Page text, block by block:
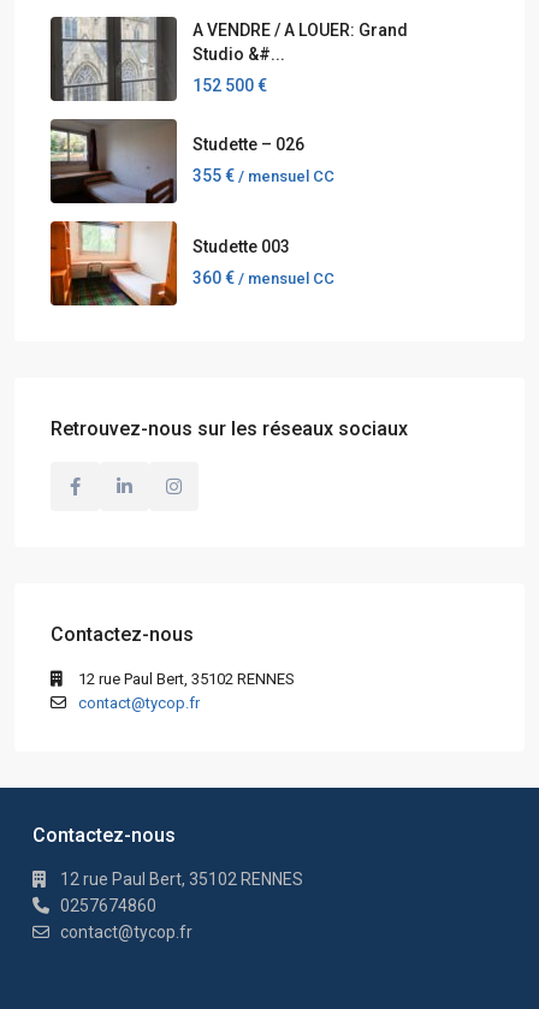
A VENDRE / A LOUER: Grand
Studio &#...
152 500 €
Studette – 026
355 € / mensuel CC
Studette 003
360 € / mensuel CC
Retrouvez-nous sur les réseaux sociaux
Contactez-nous
12 rue Paul Bert, 35102 RENNES
contact@tycop.fr
Contactez-nous
12 rue Paul Bert, 35102 RENNES
0257674860
contact@tycop.fr